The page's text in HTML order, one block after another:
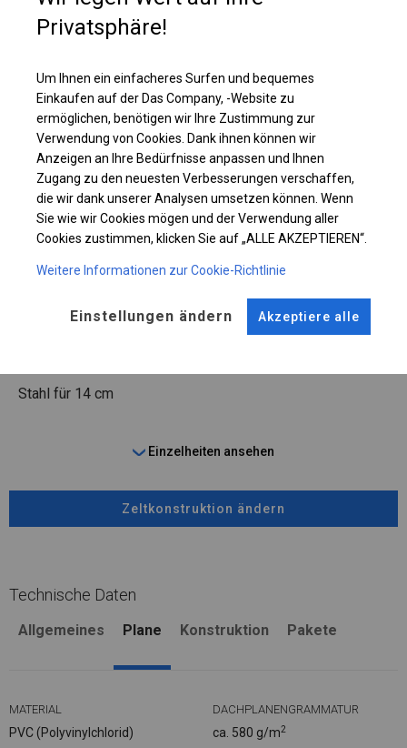
Plane ändern
KONSTRUKTION
WINTER
ANSCHLÜSSE
fi 54 mm
Stahl für 14 cm
Einzelheiten ansehen
Zeltkonstruktion ändern
Technische Daten
Allgemeines Plane Konstruktion Pakete
MATERIAL
PVC (Polyvinylchlorid)
DACHPLANENGRAMMATUR
ca. 580 g/m2
Privatsphäre!
Um Ihnen ein einfacheres Surfen und bequemes
Einkaufen auf der Das Company, -Website zu
ermöglichen, benötigen wir Ihre Zustimmung zur
Verwendung von Cookies. Dank ihnen können wir
Anzeigen an Ihre Bedürfnisse anpassen und Ihnen
Zugang zu den neuesten Verbesserungen verschaffen,
die wir dank unserer Analysen umsetzen können. Wenn
Sie wie wir Cookies mögen und der Verwendung aller
Cookies zustimmen, klicken Sie auf „ALLE AKZEPTIEREN“.
Weitere Informationen zur Cookie-Richtlinie
Einstellungen ändern Akzeptiere alle